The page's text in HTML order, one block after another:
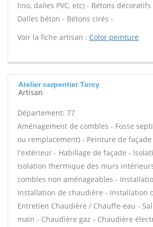
lino, dalles PVC, etc) - Bétons
Dalles béton - Bétons cirés -
Voir la fiche artisan : Color peinture
Atelier carpentier Torcy
Artisan
Département: 77
Aménagement de combles - Fosse
ou remplacement) - Peinture de
l'extérieur - Habillage de façade -
Isolation thermique des murs
combles non aménageables -
Installation de chaudière - Installation
Entretien Chaudière / Chauffe-eau -
main - Chaudière gaz - Chaudière